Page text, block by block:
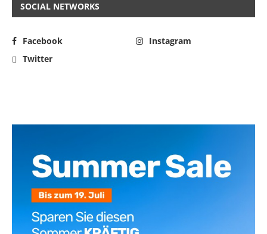
SOCIAL NETWORKS
Facebook
Instagram
Twitter